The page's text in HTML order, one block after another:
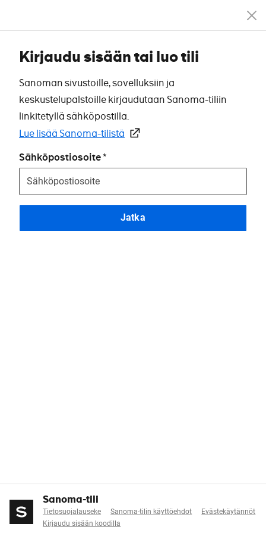
Kirjaudu sisään tai luo tili
Sanoman sivustoille, sovelluksiin ja
keskustelupalstoille kirjaudutaan Sanoma-tiliin
linkitetyllä sähköpostilla.
Lue lisää Sanoma-tilistä
Sähköpostiosoite
Jatka
Sanoma-tili
Tietosuojalauseke Sanoma-tilin käyttöehdot
Evästekäytännöt
Kirjaudu sisään koodilla